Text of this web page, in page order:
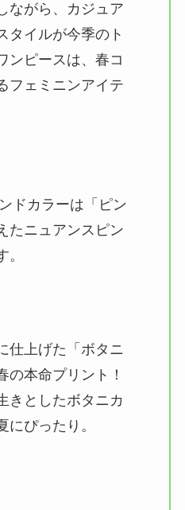
ながら、カジュア
タイルが今季のト
ンピースは、春コ
フェミニンアイテ
ドカラーは「ピン
たニュアンスピン
仕上げた「ボタニ
の本命プリント！
きとしたボタニカ
にぴったり。